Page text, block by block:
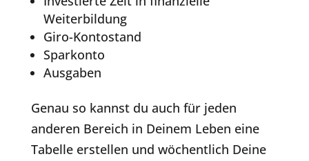
Weiterbildung
Giro-Kontostand
Sparkonto
Ausgaben
Genau so kannst du auch für jeden
anderen Bereich in Deinem Leben eine
Tabelle erstellen und wöchentlich Deine